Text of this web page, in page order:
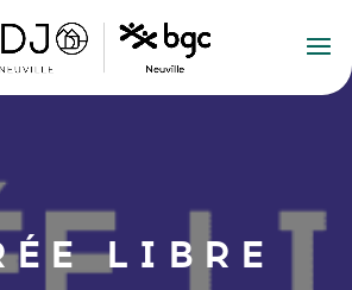
LIBRE